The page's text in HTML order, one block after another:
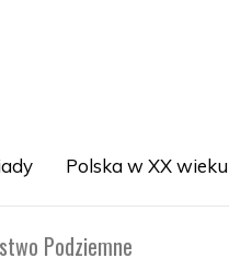
Polska w XX wieku
Podziemne